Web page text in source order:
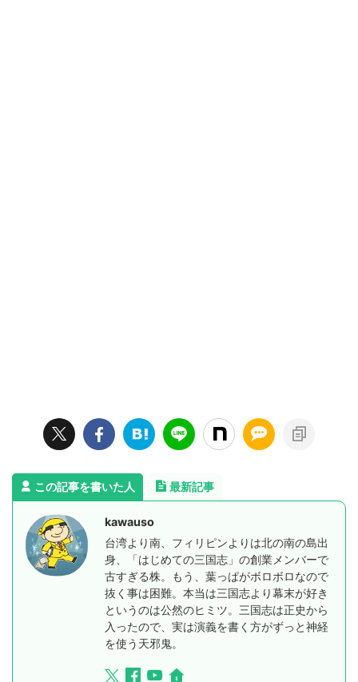
この記事を書いた人 最新記事
kawauso
台湾より南、フィリピンよりは北の南の島出
身、「はじめての三国志」の創業メンバーで
古すぎる株。もう、葉っぱがボロボロなので
抜く事は困難。本当は三国志より幕末が好き
というのは公然のヒミツ。三国志は正史から
入ったので、実は演義を書く方がずっと神経
を使う天邪鬼。